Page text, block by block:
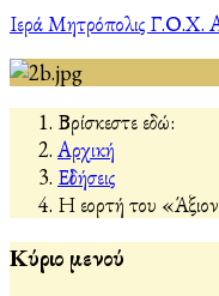
Ιερά Μητρόπολις Γ.Ο.Χ.
Βρίσκεστε εδώ:
Αρχική
Εἰδήσεις
Η εορτή του
Κύριο μενού